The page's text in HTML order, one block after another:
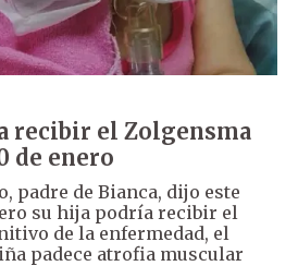
recibir el Zolgensma
de enero
padre de Bianca, dijo este
su hija podría recibir el
de la enfermedad, el
padece atrofia muscular